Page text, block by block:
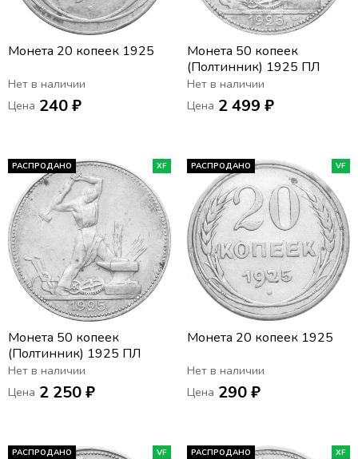
Монета 20 копеек 1925
Нет в наличии
Цена 240 ₽
Монета 50 копеек
(Полтинник) 1925 ПЛ
Нет в наличии
Цена 2 499 ₽
РАСПРОДАНО XF
Монета 50 копеек
(Полтинник) 1925 ПЛ
Нет в наличии
Цена 2 250 ₽
РАСПРОДАНО VF
Монета 20 копеек 1925
Нет в наличии
Цена 290 ₽
РАСПРОДАНО VF РАСПРОДАНО XF